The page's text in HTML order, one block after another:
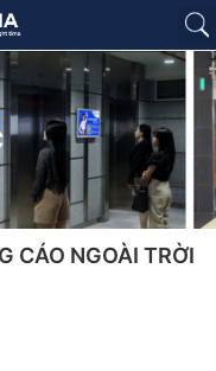
CÁO NGOÀI TRỜI